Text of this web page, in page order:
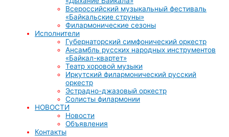
Всероссийский музыкальный фестиваль
«Байкальские струны»
Филармонические сезоны
Исполнители
Губернаторский симфонический оркестр
Ансамбль русских народных инструментов
«Байкал-квартет»
Театр хоровой музыки
Иркутский филармонический русский
оркестр
Эстрадно-джазовый оркестр
Солисты филармонии
НОВОСТИ
Новости
Объявления
Контакты